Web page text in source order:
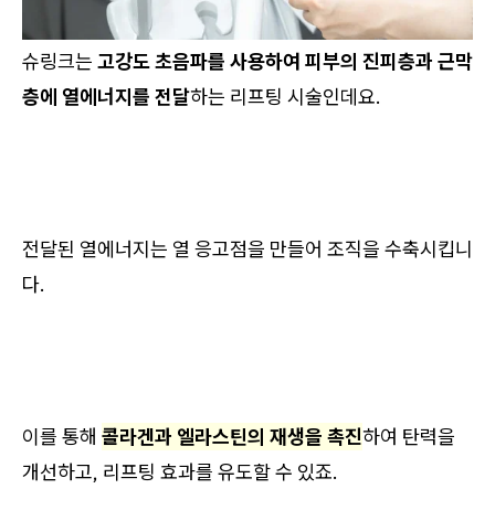
슈링크는 고강도 초음파를 사용하여 피부의 진피층과 근막
층에 열에너지를 전달하는 리프팅 시술인데요.
전달된 열에너지는 열 응고점을 만들어 조직을 수축시킵니
다.
이를 통해 콜라겐과 엘라스틴의 재생을 촉진하여 탄력을
개선하고, 리프팅 효과를 유도할 수 있죠.